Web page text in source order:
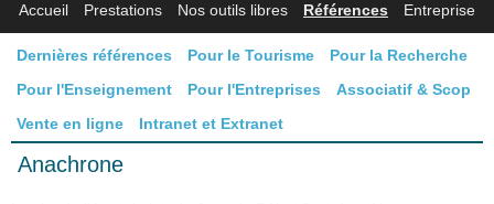
Accueil Prestations Nos outils libres Références Entreprise
Dernières références Pour le Tourisme
Pour la Recherche
Pour l'Enseignement
Pour l'Entreprises
Associatif & Scop
Vente en ligne
Intranet et Extranet
Anachrone